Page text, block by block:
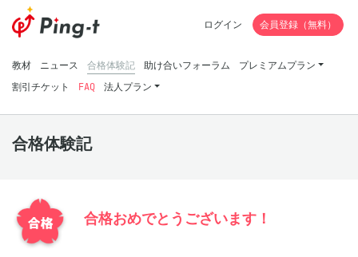
教材 ニュース 合格体験記 助け合いフォーラム
プレミアムプラン
割引チケット
FAQ 法人プラン
ログイン 会員登録（無料）
合格体験記
合格おめでとうございます！